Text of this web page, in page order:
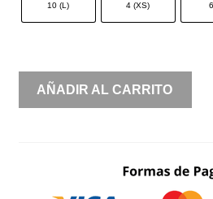
10 (L) 4 (XS)
STRAPLESS
MOÑO
AÑADIR AL CARRITO